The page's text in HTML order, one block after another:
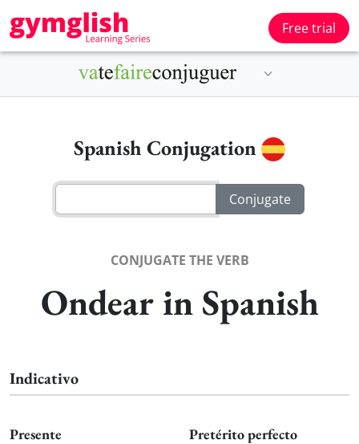
Free trial
Spanish Conjugation
CONJUGATE THE VERB
Ondear in Spanish
Indicativo
Presente Pretérito perfecto